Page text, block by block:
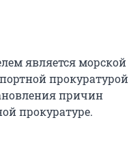
является морской
прокуратурой
причин
прокуратуре.